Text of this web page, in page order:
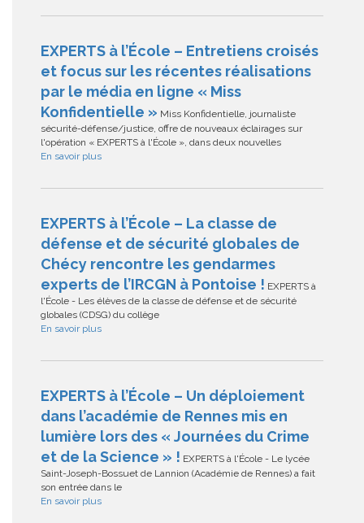
EXPERTS à l’École – Entretiens croisés
et focus sur les récentes réalisations
par le média en ligne « Miss
Konfidentielle » Miss Konfidentielle, journaliste
sécurité-défense/justice, offre de nouveaux éclairages sur
l'opération « EXPERTS à l'École », dans deux nouvelles
En savoir plus
EXPERTS à l’École – La classe de
défense et de sécurité globales de
Chécy rencontre les gendarmes
experts de l’IRCGN à Pontoise ! EXPERTS à
l'École - Les élèves de la classe de défense et de sécurité
globales (CDSG) du collège
En savoir plus
EXPERTS à l’École – Un déploiement
dans l’académie de Rennes mis en
lumière lors des « Journées du Crime
et de la Science » ! EXPERTS à l'École - Le lycée
Saint-Joseph-Bossuet de Lannion (Académie de Rennes) a fait
son entrée dans le
En savoir plus